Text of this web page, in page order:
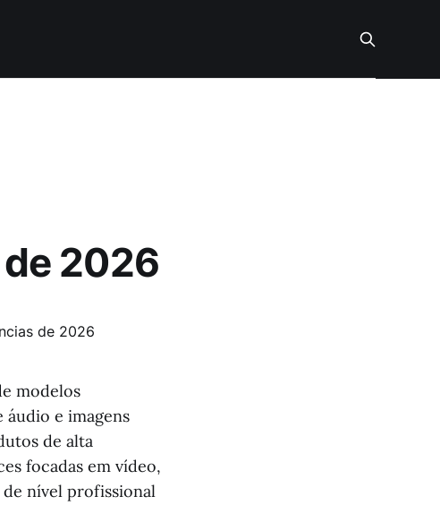
2026
modelos
e imagens
de alta
focadas em vídeo,
nível profissional